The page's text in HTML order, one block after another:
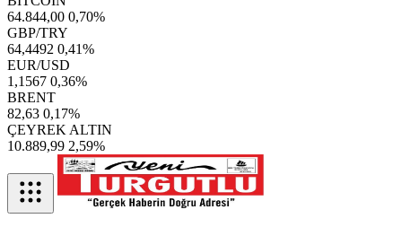
64.844,00 0,70%
GBP/TRY
64,4492 0,41%
EUR/USD
1,1567 0,36%
BRENT
82,63 0,17%
ÇEYREK ALTIN
10.889,99 2,59%